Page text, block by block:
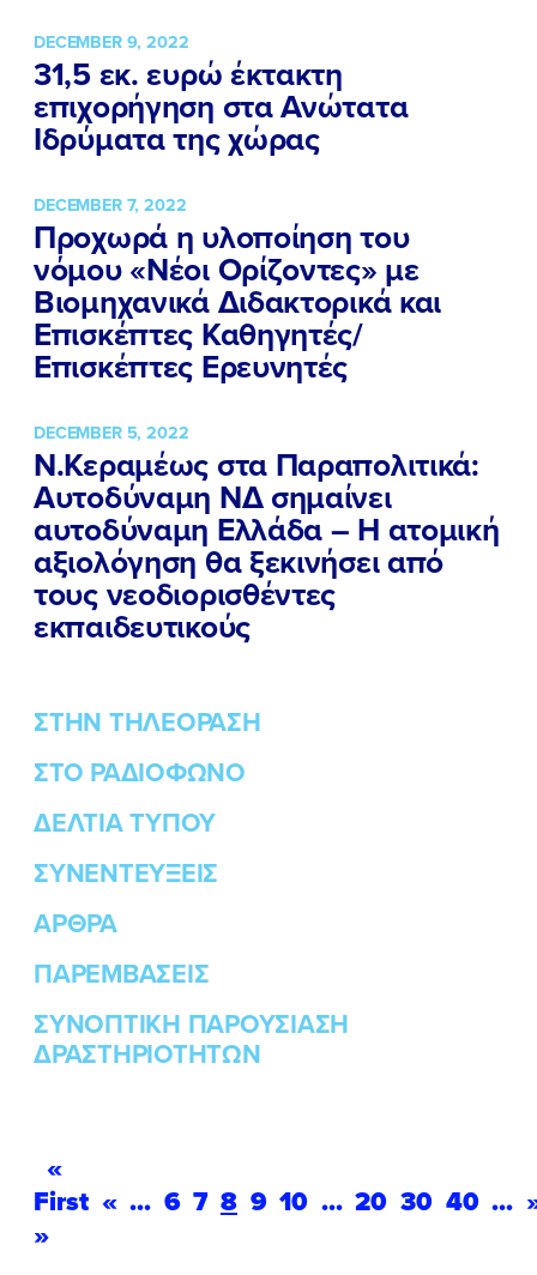
ΠΟΙΑ ΕΙΜΑΙ
ΕΡΓΟ
ΕΚΔΗΛΩΣΕΙΣ
ΝΕΑ
ΕΛΑ ΚΙ ΕΣΥ
FB IN TW YT LN VB
DECEMBER 9, 2022
31,5 εκ. ευρώ έκτακτη
επιχορήγηση στα Ανώτατα
Ιδρύματα της χώρας
DECEMBER 7, 2022
Προχωρά η υλοποίηση του
νόμου «Νέοι Ορίζοντες» με
Βιομηχανικά Διδακτορικά και
Επισκέπτες Καθηγητές/
Επισκέπτες Ερευνητές
DECEMBER 5, 2022
Ν.Κεραμέως στα Παραπολιτικά:
Αυτοδύναμη ΝΔ σημαίνει
αυτοδύναμη Ελλάδα – Η ατομική
αξιολόγηση θα ξεκινήσει από
τους νεοδιορισθέντες
εκπαιδευτικούς
ΣΤΗΝ ΤΗΛΕΟΡΑΣΗ
ΣΤΟ ΡΑΔΙΟΦΩΝΟ
ΔΕΛΤΙΑ ΤΥΠΟΥ
ΣΥΝΕΝΤΕΥΞΕΙΣ
ΑΡΘΡΑ
ΠΑΡΕΜΒΑΣΕΙΣ
ΣΥΝΟΠΤΙΚΗ ΠΑΡΟΥΣΙΑΣΗ
ΔΡΑΣΤΗΡΙΟΤΗΤΩΝ
«
First « ... 6 7 8 9 10 ... 20 30 40 ...
»